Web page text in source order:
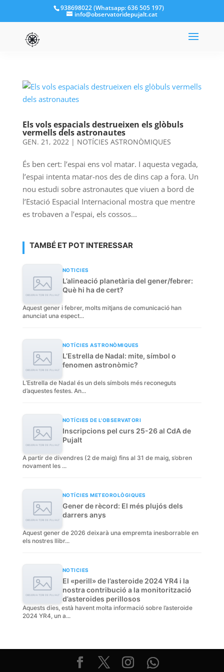
938698022 (Whatsapp: 636 505 197)
info@observatoridepujalt.cat
Els vols espacials destrueixen els glòbuls
vermells dels astronautes
GEN. 21, 2022| NOTÍCIES ASTRONÒMIQUES
És ben cert: l’espai ens vol matar. I aquesta vegada,
l’espai intenta matar-nos des de dins cap a fora. Un
nou estudi sobre astronautes que viuen a bord de
l’Estació Espacial Internacional mostra que mentre
es trobaven a l’espai, els cossos...
TAMBÉ ET POT INTERESSAR
NOTICIES
L’alineació planetària del gener/febrer:
Què hi ha de cert?
Aquest gener i febrer, molts mitjans de comunicació han
anunciat una espect...
NOTÍCIES ASTRONÒMIQUES
L’Estrella de Nadal: mite, símbol o
fenomen astronòmic?
L’Estrella de Nadal és un dels símbols més reconeguts
d’aquestes festes. An...
NOTÍCIES DE L'OBSERVATORI
Inscripcions pel curs 25-26 al CdA de
Pujalt
A partir de divendres (2 de maig) fins al 31 de maig, s’obren
novament les ...
NOTÍCIES METEOROLÒGIQUES
Gener de rècord: El més plujós dels
darrers anys
Aquest gener de 2026 deixarà una empremta inesborrable en
els nostres llibr...
NOTICIES
El «perill» de l’asteroide 2024 YR4 i la
nostra contribució a la monitorització
d’asteroides perillosos
Aquests dies, està havent molta informació sobre l’asteroide
2024 YR4, un a...